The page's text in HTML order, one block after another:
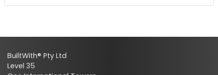
BuiltWith® Pty Ltd
Level 35